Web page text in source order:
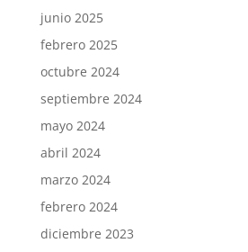
junio 2025
febrero 2025
octubre 2024
septiembre 2024
mayo 2024
abril 2024
marzo 2024
febrero 2024
diciembre 2023